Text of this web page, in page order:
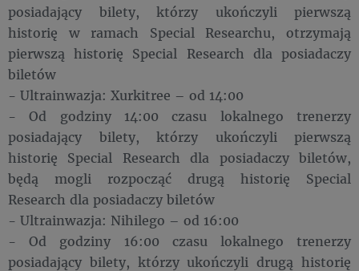
posiadający bilety, którzy ukończyli pierwszą
historię w ramach Special Researchu, otrzymają
pierwszą historię Special Research dla posiadaczy
biletów
- Ultrainwazja: Xurkitree – od 14:00
- Od godziny 14:00 czasu lokalnego trenerzy
posiadający bilety, którzy ukończyli pierwszą
historię Special Research dla posiadaczy biletów,
będą mogli rozpocząć drugą historię Special
Research dla posiadaczy biletów
- Ultrainwazja: Nihilego – od 16:00
- Od godziny 16:00 czasu lokalnego trenerzy
posiadający bilety, którzy ukończyli drugą historię